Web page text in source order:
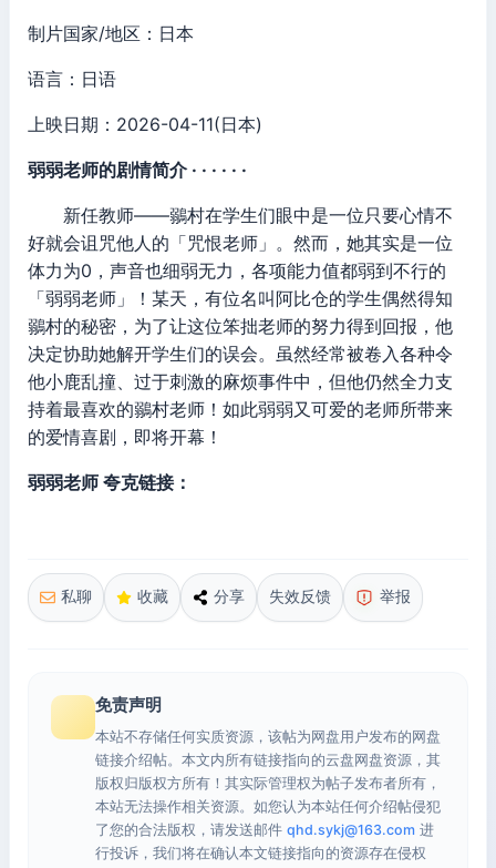
制片国家/地区：日本
语言：日语
上映日期：2026-04-11(日本)
弱弱老师的剧情简介 · · · · · ·
新任教师——鶸村在学生们眼中是一位只要心情不
好就会诅咒他人的「咒恨老师」。然而，她其实是一位
体力为0，声音也细弱无力，各项能力值都弱到不行的
「弱弱老师」！某天，有位名叫阿比仓的学生偶然得知
鶸村的秘密，为了让这位笨拙老师的努力得到回报，他
决定协助她解开学生们的误会。虽然经常被卷入各种令
他小鹿乱撞、过于刺激的麻烦事件中，但他仍然全力支
持着最喜欢的鶸村老师！如此弱弱又可爱的老师所带来
的爱情喜剧，即将开幕！
弱弱老师 夸克链接：
私聊 收藏 分享 失效反馈 举报
免责声明
本站不存储任何实质资源，该帖为网盘用户发布的网盘
链接介绍帖。本文内所有链接指向的云盘网盘资源，其
版权归版权方所有！其实际管理权为帖子发布者所有，
本站无法操作相关资源。如您认为本站任何介绍帖侵犯
了您的合法版权，请发送邮件 qhd.sykj@163.com 进
行投诉，我们将在确认本文链接指向的资源存在侵权